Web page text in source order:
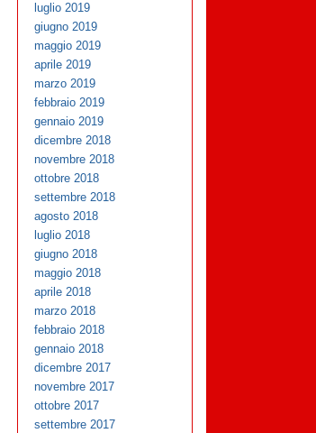
luglio 2019
giugno 2019
maggio 2019
aprile 2019
marzo 2019
febbraio 2019
gennaio 2019
dicembre 2018
novembre 2018
ottobre 2018
settembre 2018
agosto 2018
luglio 2018
giugno 2018
maggio 2018
aprile 2018
marzo 2018
febbraio 2018
gennaio 2018
dicembre 2017
novembre 2017
ottobre 2017
settembre 2017